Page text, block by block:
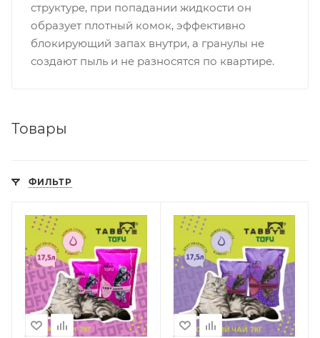
структуре, при попадании жидкости он
образует плотный комок, эффективно
блокирующий запах внутри, а гранулы не
создают пыль и не разносятся по квартире.
Товары
ФИЛЬТР